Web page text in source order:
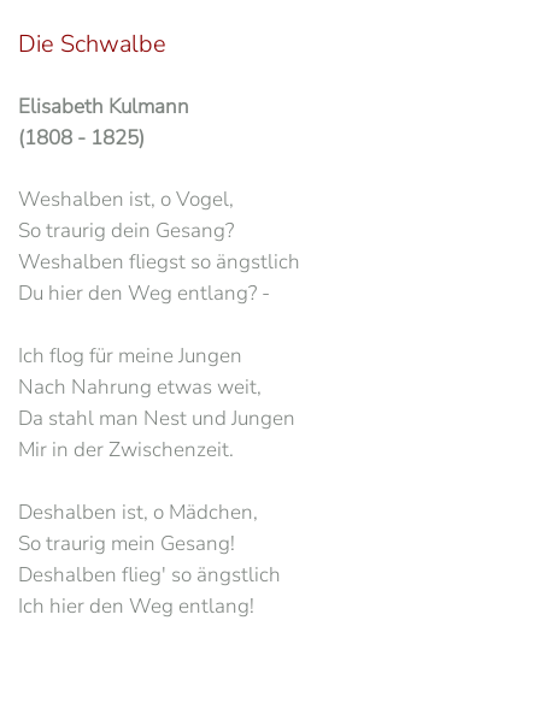
Die Schwalbe
Elisabeth Kulmann
(1808 - 1825)
Weshalben ist, o Vogel,
So traurig dein Gesang?
Weshalben fliegst so ängstlich
Du hier den Weg entlang? -
Ich flog für meine Jungen
Nach Nahrung etwas weit,
Da stahl man Nest und Jungen
Mir in der Zwischenzeit.
Deshalben ist, o Mädchen,
So traurig mein Gesang!
Deshalben flieg' so ängstlich
Ich hier den Weg entlang!